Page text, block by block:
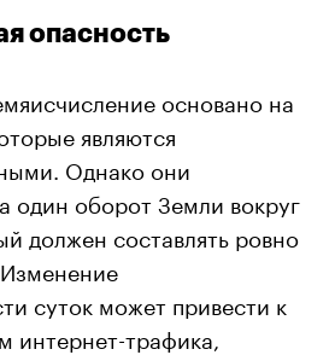
опасность
основано на
являются
Однако они
один оборот Земли вокруг
должен составлять ровно
суток может привести к
интернет-трафика,